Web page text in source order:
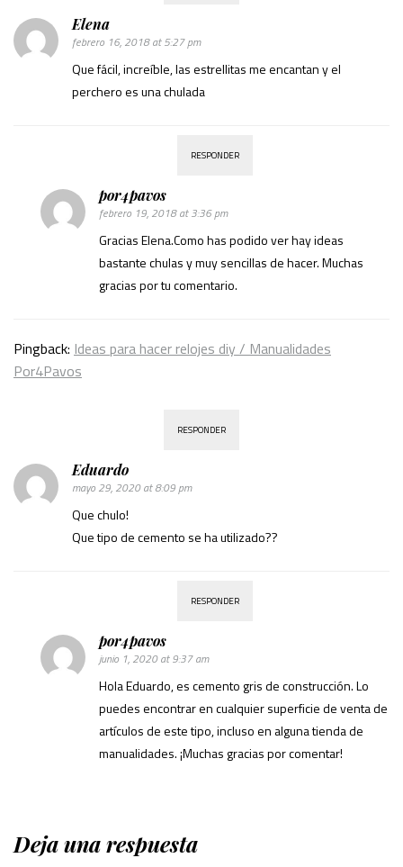
Elena
febrero 16, 2018 at 5:27 pm
Que fácil, increíble, las estrellitas me encantan y el
perchero es una chulada
RESPONDER
por4pavos
febrero 19, 2018 at 3:36 pm
Gracias Elena.Como has podido ver hay ideas
bastante chulas y muy sencillas de hacer. Muchas
gracias por tu comentario.
Pingback: Ideas para hacer relojes diy / Manualidades
Por4Pavos
RESPONDER
Eduardo
mayo 29, 2020 at 8:09 pm
Que chulo!
Que tipo de cemento se ha utilizado??
RESPONDER
por4pavos
junio 1, 2020 at 9:37 am
Hola Eduardo, es cemento gris de construcción. Lo
puedes encontrar en cualquier superficie de venta de
artículos de este tipo, incluso en alguna tienda de
manualidades. ¡Muchas gracias por comentar!
Deja una respuesta